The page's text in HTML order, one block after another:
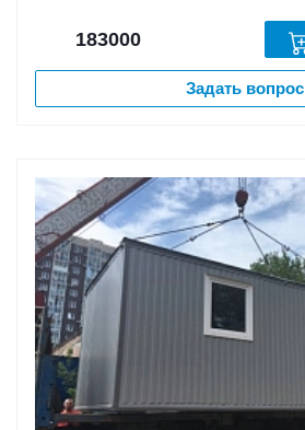
183000
Задать вопрос